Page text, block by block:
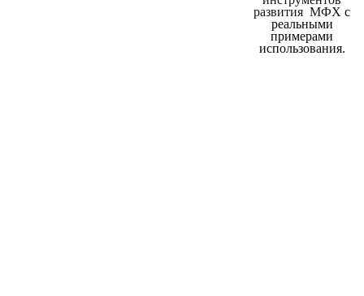
развития МФХ с
реальными
примерами
использования.